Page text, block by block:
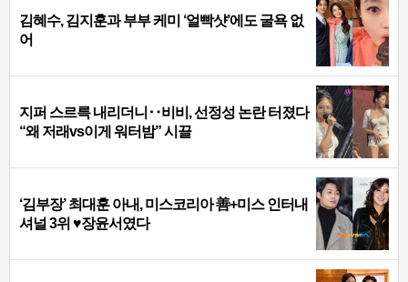
김혜수, 김지훈과 부부 케미 ‘얼빡샷’에도 굴욕 없
어
지퍼 스르륵 내리더니‥비비, 선정성 논란 터졌다
“왜 저래vs이게 워터밤” 시끌
‘김부장’ 최대훈 아내, 미스코리아 善+미스 인터내
셔널 3위 ♥장윤서였다